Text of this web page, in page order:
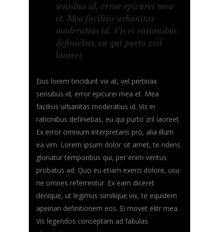
sensibus id, error epicurei mea
et. Mea facilisis urbanitas
moderatius id. Vis ei rationibus
definiebas, eu qui purto zril
laoreet.
Eius lorem tincidunt vix at, vel pertinax
sensibus id, error epicurei mea et. Mea
facilisis urbanitas moderatius id. Vis ei
rationibus definiebas, eu qui purto zril laoreet.
Ex error omnium interpretaris pro, alia illum
ea vim. Lorem ipsum dolor sit amet, te ridens
gloriatur temporibus qui, per enim veritus
probatus ad. Quo eu etiam exerci dolore, usu
ne omnes referrentur. Ex eam diceret
denique, ut legimus similique vix, te equidem
apeirian definitionem eos. Ei movet elitr mea.
Vis legendos conceptam ad fabulas